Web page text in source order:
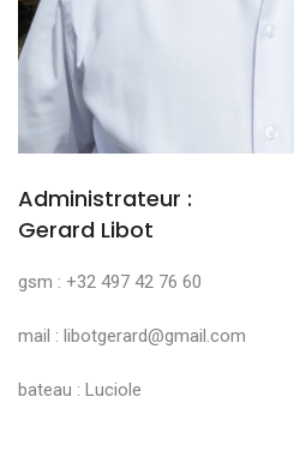
Administrateur :
Gerard Libot
gsm : +32 497 42 76 60
mail : libotgerard@gmail.com
bateau : Luciole